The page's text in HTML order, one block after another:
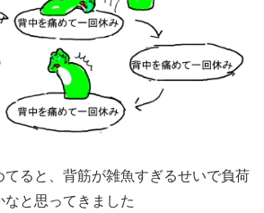
てると、背筋が雑魚すぎるせいで負荷
なと思ってきました